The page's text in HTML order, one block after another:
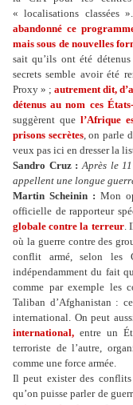
« localisations classées
abandonné ce
mais sous de nouvelles
sait qu’ils ont été
secrets semble avoir été
Proxy » ;autrement dit,
détenus au nom ces
suggèrent que l’Afrique
prisons secrètes, on parle
veux pas ici en dresser la
Sandro Cruz : Après le
appellent une longue
Martin Scheinin : Mon
officielle de rapporteur
globale contre la terreur.
où la guerre contre des
conflit armé, selon les
indépendamment du fait
comme par exemple les
Taliban d’Afghanistan :
international. On peut
international, entre un
terroriste de l’autre,
comme une force armée.
Il peut exister des
qu’on puisse parler de